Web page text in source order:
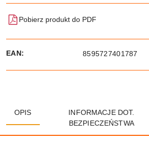
Pobierz produkt do PDF
EAN: 8595727401787
OPIS
INFORMACJE DOT.
BEZPIECZEŃSTWA